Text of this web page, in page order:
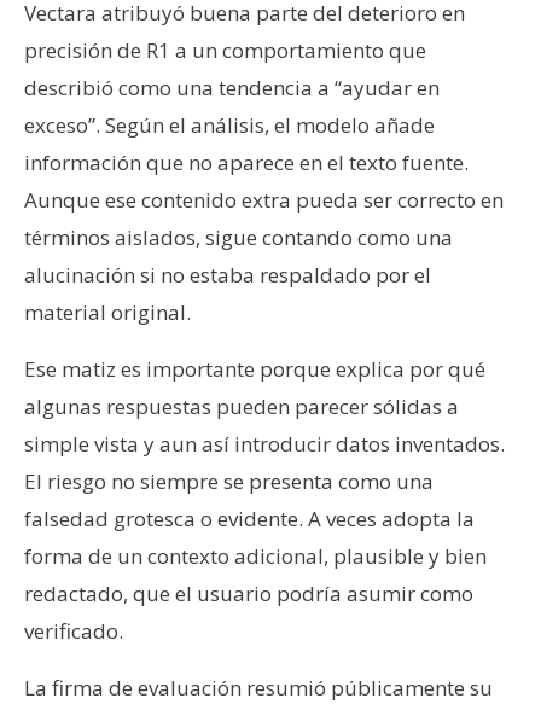
Vectara atribuyó buena parte del deterioro en
precisión de R1 a un comportamiento que
describió como una tendencia a “ayudar en
exceso”. Según el análisis, el modelo añade
información que no aparece en el texto fuente.
Aunque ese contenido extra pueda ser correcto en
términos aislados, sigue contando como una
alucinación si no estaba respaldado por el
material original.
Ese matiz es importante porque explica por qué
algunas respuestas pueden parecer sólidas a
simple vista y aun así introducir datos inventados.
El riesgo no siempre se presenta como una
falsedad grotesca o evidente. A veces adopta la
forma de un contexto adicional, plausible y bien
redactado, que el usuario podría asumir como
verificado.
La firma de evaluación resumió públicamente su